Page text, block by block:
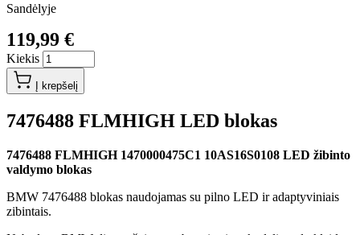
Sandėlyje
119,99 €
Kiekis
Į krepšelį
7476488 FLMHIGH LED blokas
7476488 FLMHIGH 1470000475C1 10AS16S0108 LED žibinto
valdymo blokas
BMW 7476488 blokas naudojamas su pilno LED ir adaptyviniais
zibintais.